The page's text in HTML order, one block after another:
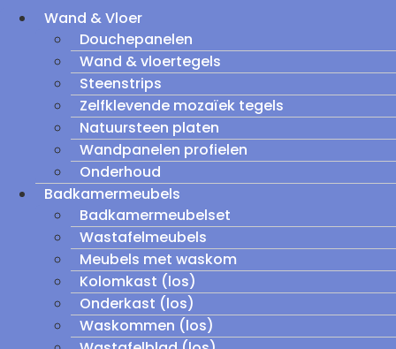
Wand & Vloer
Douchepanelen
Wand & vloertegels
Steenstrips
Zelfklevende mozaïek tegels
Natuursteen platen
Wandpanelen profielen
Onderhoud
Badkamermeubels
Badkamermeubelset
Wastafelmeubels
Meubels met waskom
Kolomkast (los)
Onderkast (los)
Waskommen (los)